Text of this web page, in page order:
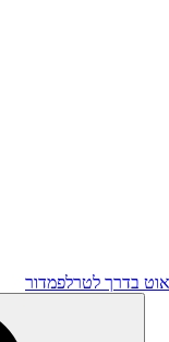
בדרך לטרלפמדור